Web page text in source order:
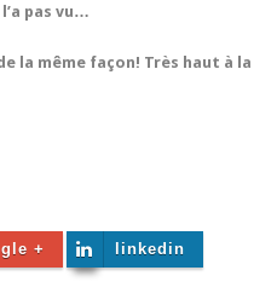
pas vu…
la même façon! Très haut à la
+ linkedin